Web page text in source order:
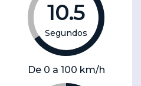
10.5
Segundos
De 0 a 100 km/h